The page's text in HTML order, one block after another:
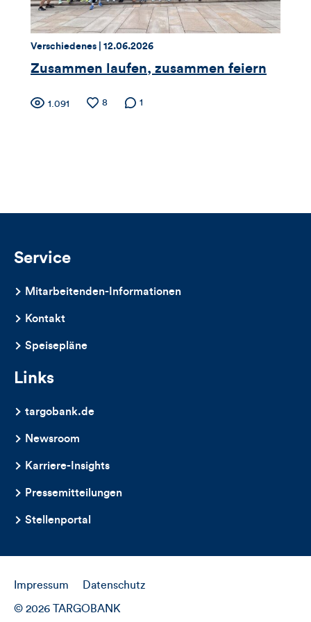
Kommentare
dieses
Artikels
Thema:
Verschiedenes | Datum:
12.06.2026
Zusammen laufen, zusammen feiern
Zähler
Kommentare
dieses
Artikels
Anzahl
1.091
Anzahl
8
Anzahl der
1
Service
Mitarbeitenden-Informationen
Kontakt
Speisepläne
Links
targobank.de
Newsroom
Karriere-Insights
Pressemitteilungen
Stellenportal
Impressum Datenschutz
© 2026 TARGOBANK